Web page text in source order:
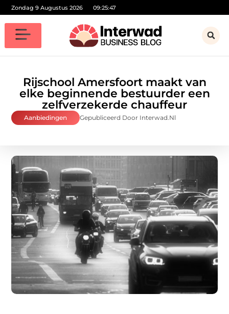
Zondag 9 Augustus 2026 09:25:49
Rijschool Amersfoort maakt van
elke beginnende bestuurder een
zelfverzekerde chauffeur
Aanbiedingen Gepubliceerd Door Interwad.nl